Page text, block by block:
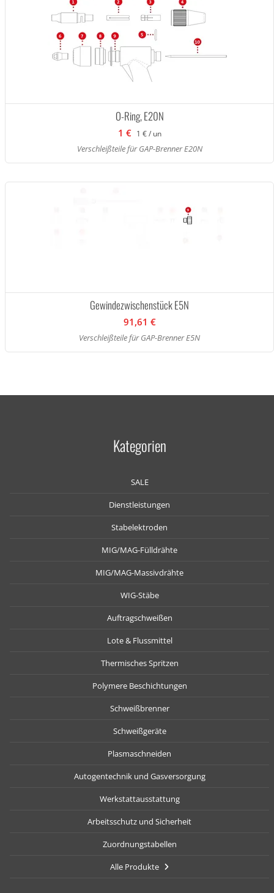
O-Ring, E20N
1 € 1 € / un
Verschleißteile für GAP-Brenner E20N
Gewindezwischenstück E5N
91,61 €
Verschleißteile für GAP-Brenner E5N
Kategorien
SALE
Dienstleistungen
Stabelektroden
MIG/MAG-Fülldrähte
MIG/MAG-Massivdrähte
WIG-Stäbe
Auftragschweißen
Lote & Flussmittel
Thermisches Spritzen
Polymere Beschichtungen
Schweißbrenner
Schweißgeräte
Plasmaschneiden
Autogentechnik und Gasversorgung
Werkstattausstattung
Arbeitsschutz und Sicherheit
Zuordnungstabellen
Alle Produkte